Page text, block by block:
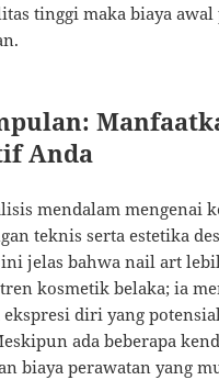
tinggi maka biaya
Anda
mendalam mengenai
teknis serta estetika
jelas bahwa nail art
kosmetik belaka; ia
diri yang
ada beberapa
biaya perawatan yang